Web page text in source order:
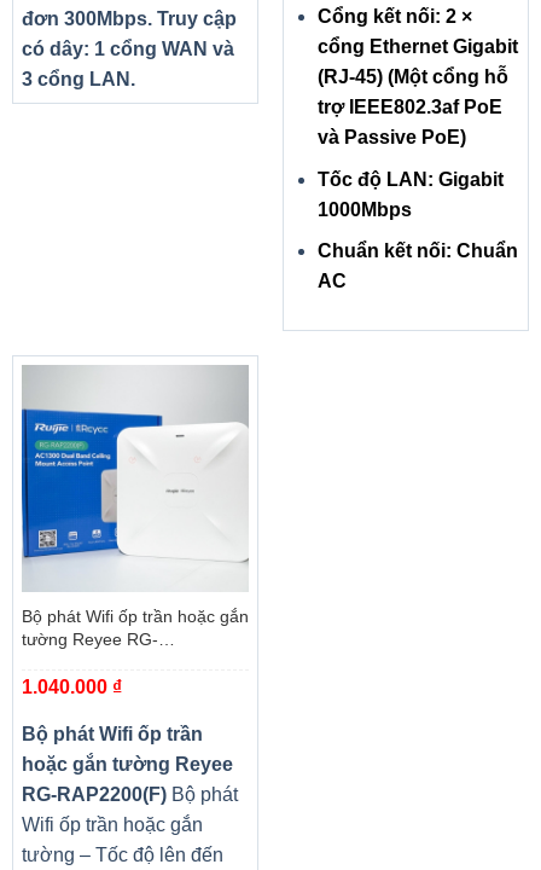
đơn 300Mbps. Truy cập
có dây: 1 cổng WAN và
3 cổng LAN.
Cổng kết nối: 2 ×
cổng Ethernet Gigabit
(RJ-45) (Một cổng hỗ
trợ IEEE802.3af PoE
và Passive PoE)
Tốc độ LAN: Gigabit
1000Mbps
Chuẩn kết nối: Chuẩn
AC
Bộ phát Wifi ốp trần hoặc gắn
tường Reyee RG-
1.040.000 ₫
Bộ phát Wifi ốp trần
hoặc gắn tường Reyee
RG-RAP2200(F)Bộ phát
Wifi ốp trần hoặc gắn
tường – Tốc độ lên đến